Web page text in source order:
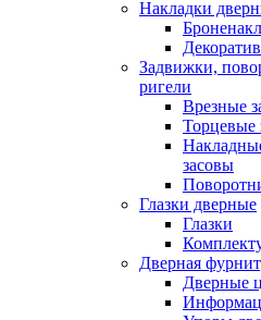
Накладки
Задвижки,
ригели
Врезные
Торцевые
засовы
Глазки дверные
Глазки
Дверная
Дверные